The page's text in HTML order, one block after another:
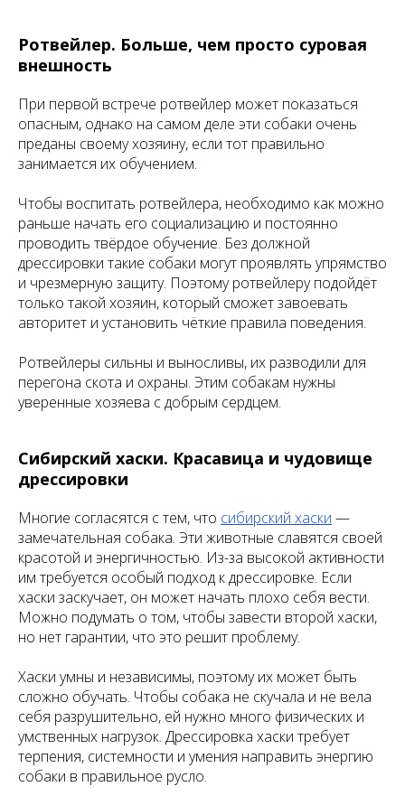
Ротвейлер. Больше, чем просто суровая
внешность
При первой встрече ротвейлер может показаться
опасным, однако на самом деле эти собаки очень
преданы своему хозяину, если тот правильно
занимается их обучением.
Чтобы воспитать ротвейлера, необходимо как можно
раньше начать его социализацию и постоянно
проводить твёрдое обучение. Без должной
дрессировки такие собаки могут проявлять упрямство
и чрезмерную защиту. Поэтому ротвейлеру подойдёт
только такой хозяин, который сможет завоевать
авторитет и установить чёткие правила поведения.
Ротвейлеры сильны и выносливы, их разводили для
перегона скота и охраны. Этим собакам нужны
уверенные хозяева с добрым сердцем.
Сибирский хаски. Красавица и чудовище
дрессировки
Многие согласятся с тем, что сибирский хаски —
замечательная собака. Эти животные славятся своей
красотой и энергичностью. Из-за высокой активности
им требуется особый подход к дрессировке. Если
хаски заскучает, он может начать плохо себя вести.
Можно подумать о том, чтобы завести второй хаски,
но нет гарантии, что это решит проблему.
Хаски умны и независимы, поэтому их может быть
сложно обучать. Чтобы собака не скучала и не вела
себя разрушительно, ей нужно много физических и
умственных нагрузок. Дрессировка хаски требует
терпения, системности и умения направить энергию
собаки в правильное русло.